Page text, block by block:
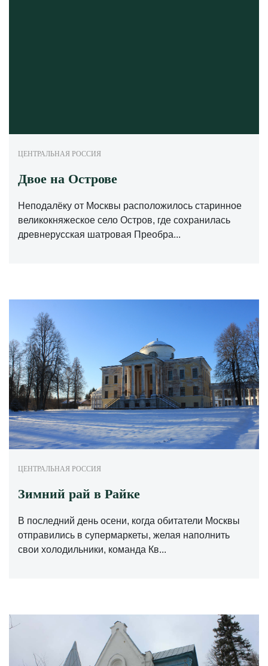
ЦЕНТРАЛЬНАЯ РОССИЯ
Двое на Острове
Неподалёку от Москвы расположилось старинное
великокняжеское село Остров, где сохранилась
древнерусская шатровая Преобра...
ЦЕНТРАЛЬНАЯ РОССИЯ
Зимний рай в Райке
В последний день осени, когда обитатели Москвы
отправились в супермаркеты, желая наполнить
свои холодильники, команда Кв...